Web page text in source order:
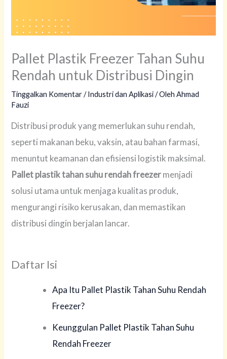
Pallet Plastik Freezer Tahan Suhu
Rendah untuk Distribusi Dingin
Tinggalkan Komentar / Industri dan Aplikasi/ OlehAhmad
Fauzi
Distribusi produk yang memerlukan suhu rendah,
seperti makanan beku, vaksin, atau bahan farmasi,
menuntut keamanan dan efisiensi logistik maksimal.
Pallet plastik tahan suhu rendah freezermenjadi
solusi utama untuk menjaga kualitas produk,
mengurangi risiko kerusakan, dan memastikan
distribusi dingin berjalan lancar.
Daftar Isi
Apa Itu Pallet Plastik Tahan Suhu Rendah
Freezer?
Keunggulan Pallet Plastik Tahan Suhu
Rendah Freezer